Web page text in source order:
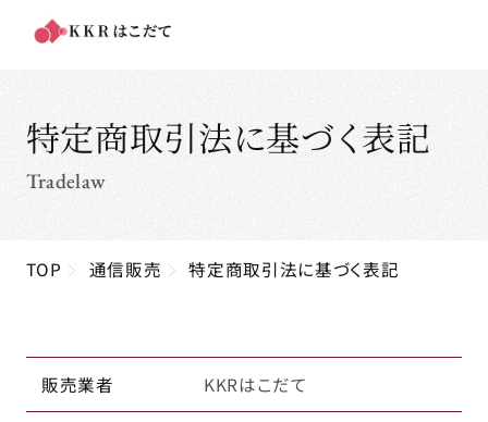
特定商取引法に基づく表記
Tradelaw
TOP 通信販売 特定商取引法に基づく表記
販売業者 KKRはこだて